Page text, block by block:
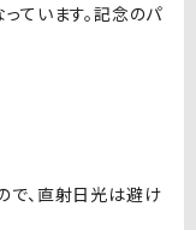
ています。記念のパ
で、直射日光は避け